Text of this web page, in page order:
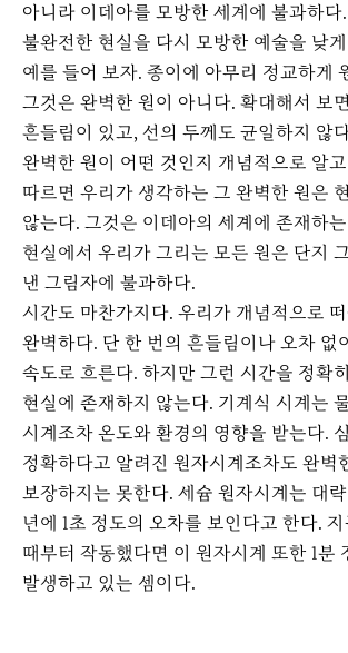
아니라 이데아를 모방한 세계에 불과하다
불완전한 현실을 다시 모방한 예술을 낮
예를 들어 보자. 종이에 아무리 정교하게
그것은 완벽한 원이 아니다. 확대해서 보
흔들림이 있고, 선의 두께도 균일하지 않
완벽한 원이 어떤 것인지 개념적으로 알
따르면 우리가 생각하는 그 완벽한 원은
않는다. 그것은 이데아의 세계에 존재하
현실에서 우리가 그리는 모든 원은 단지
낸 그림자에 불과하다.
시간도 마찬가지다. 우리가 개념적으로
완벽하다. 단 한 번의 흔들림이나 오차 없
속도로 흐른다. 하지만 그런 시간을 정확
현실에 존재하지 않는다. 기계식 시계는
시계조차 온도와 환경의 영향을 받는다.
정확하다고 알려진 원자시계조차도 완벽
보장하지는 못한다. 세슘 원자시계는 대
년에 1초 정도의 오차를 보인다고 한다.
때부터 작동했다면 이 원자시계 또한 1분
발생하고 있는 셈이다.